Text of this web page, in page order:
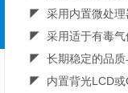
◤ 采用内置微处理
◤ 采用适于有毒气
◤ 长期稳定的品质
◤ 内置背光LCD或